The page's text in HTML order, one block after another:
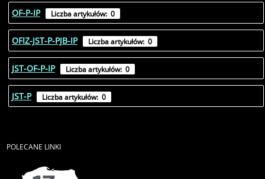
OF-P-IP Liczba artykułów: 0
OFIZ-JST-P-PJB-IP Liczba artykułów: 0
JST-OF-P-IP Liczba artykułów: 0
JST-P Liczba artykułów: 0
POLECANE LINKI